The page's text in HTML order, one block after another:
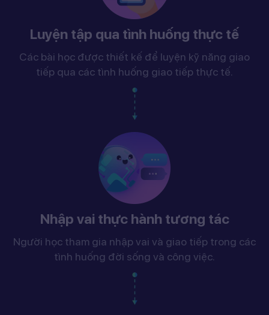
Luyện tập qua tình huống thực tế
Các bài học được thiết kế để luyện kỹ năng giao
tiếp qua các tình huống giao tiếp thực tế.
Nhập vai thực hành tương tác
Người học tham gia nhập vai và giao tiếp trong các
tình huống đời sống và công việc.